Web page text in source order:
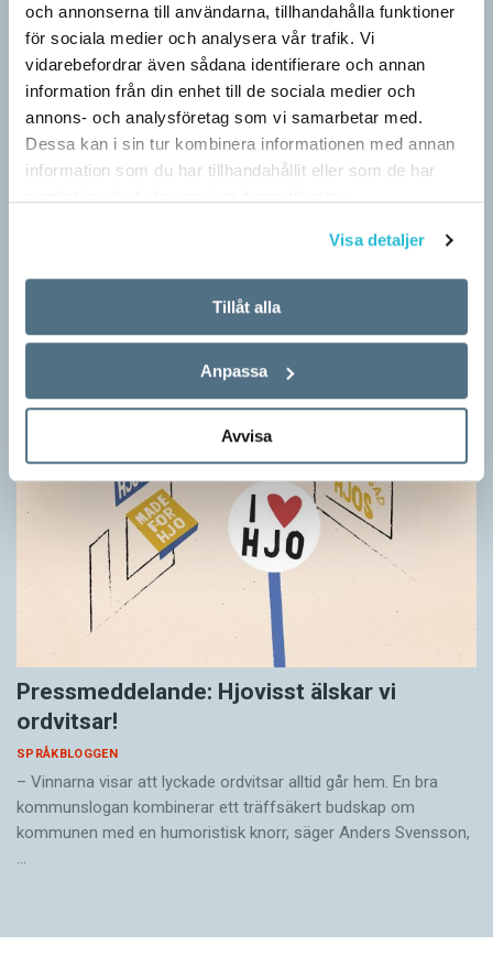
och annonserna till användarna, tillhandahålla funktioner
för sociala medier och analysera vår trafik. Vi
vidarebefordrar även sådana identifierare och annan
information från din enhet till de sociala medier och
annons- och analysföretag som vi samarbetar med.
Dessa kan i sin tur kombinera informationen med annan
information som du har tillhandahållit eller som de har
Visa detaljer
Tillåt alla
Anpassa
Avvisa
Särskolan byter namn
SPRÅKBLOGGEN
Grundsärskola byter namn till anpassad grundskola och
gymnasiesärskolan till anpassad gymnasieskola. En som har
stor del i att detta namnbyte sker är artonåriga Leo Lust…
Pressmeddelande: Hjovisst älskar vi
ordvitsar!
SPRÅKBLOGGEN
– Vinnarna visar att lyckade ordvitsar alltid går hem. En bra
kommunslogan kombinerar ett träffsäkert budskap om
kommunen med en humoristisk knorr, säger Anders Svensson,
…